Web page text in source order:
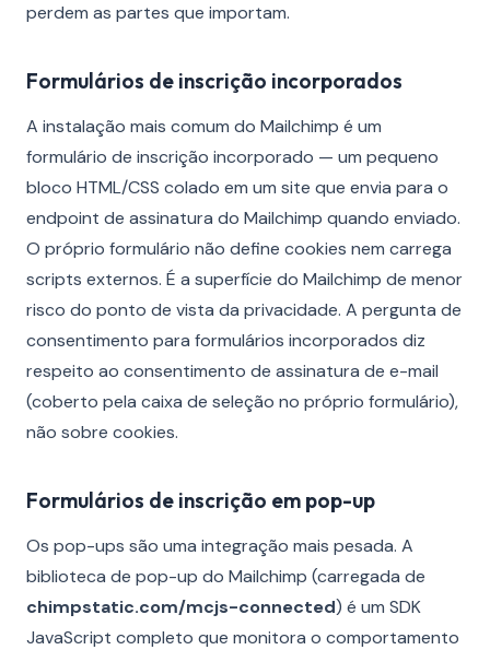
perdem as partes que importam.
Formulários de inscrição incorporados
A instalação mais comum do Mailchimp é um
formulário de inscrição incorporado — um pequeno
bloco HTML/CSS colado em um site que envia para o
endpoint de assinatura do Mailchimp quando enviado.
O próprio formulário não define cookies nem carrega
scripts externos. É a superfície do Mailchimp de menor
risco do ponto de vista da privacidade. A pergunta de
consentimento para formulários incorporados diz
respeito ao consentimento de assinatura de e-mail
(coberto pela caixa de seleção no próprio formulário),
não sobre cookies.
Formulários de inscrição em pop-up
Os pop-ups são uma integração mais pesada. A
biblioteca de pop-up do Mailchimp (carregada de
chimpstatic.com/mcjs-connected) é um SDK
JavaScript completo que monitora o comportamento